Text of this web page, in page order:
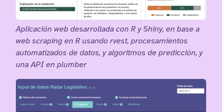
Aplicación web desarrollada con R y Shiny, en base a
web scraping en R usando rvest, procesamientos
automatizados de datos, y algoritmos de predicción, y
una API en plumber